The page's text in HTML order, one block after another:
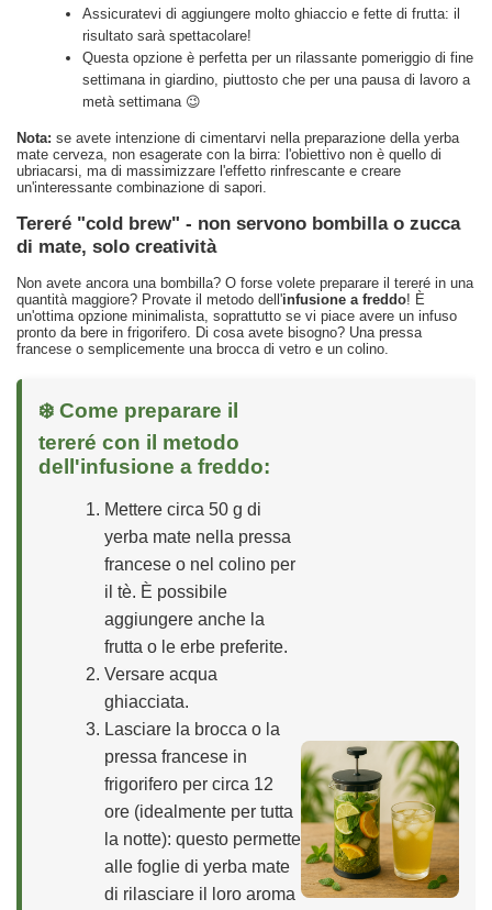
Assicuratevi di aggiungere molto ghiaccio e fette di frutta: il
risultato sarà spettacolare!
Questa opzione è perfetta per un rilassante pomeriggio di fine
settimana in giardino, piuttosto che per una pausa di lavoro a
metà settimana 😉
Nota: se avete intenzione di cimentarvi nella preparazione della yerba
mate cerveza, non esagerate con la birra: l'obiettivo non è quello di
ubriacarsi, ma di massimizzare l'effetto rinfrescante e creare
un'interessante combinazione di sapori.
Tereré "cold brew" - non servono bombilla o zucca
di mate, solo creatività
Non avete ancora una bombilla? O forse volete preparare il tereré in una
quantità maggiore? Provate il metodo dell'infusione a freddo! È
un'ottima opzione minimalista, soprattutto se vi piace avere un infuso
pronto da bere in frigorifero. Di cosa avete bisogno? Una pressa
francese o semplicemente una brocca di vetro e un colino.
❄️ Come preparare il
tereré con il metodo
dell'infusione a freddo:
Mettere circa 50 g di
yerba mate nella pressa
francese o nel colino per
il tè. È possibile
aggiungere anche la
frutta o le erbe preferite.
Versare acqua
ghiacciata.
Lasciare la brocca o la
pressa francese in
frigorifero per circa 12
ore (idealmente per tutta
la notte): questo permette
alle foglie di yerba mate
di rilasciare il loro aroma